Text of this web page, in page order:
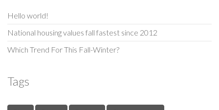
Hello world!
National housing values fall fastest since 2012
Which Trend For This Fall-Winter?
Tags